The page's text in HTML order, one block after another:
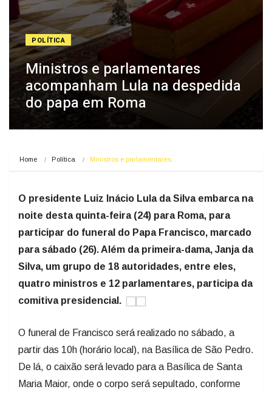
POLÍTICA
Ministros e parlamentares
acompanham Lula na despedida
do papa em Roma
Home Política Ministros e parlamentares…
O presidente Luiz Inácio Lula da Silva embarca na
noite desta quinta-feira (24) para Roma, para
participar do funeral do Papa Francisco, marcado
para sábado (26). Além da primeira-dama, Janja da
Silva, um grupo de 18 autoridades, entre eles,
quatro ministros e 12 parlamentares, participa da
comitiva presidencial.
O funeral de Francisco será realizado no sábado, a
partir das 10h (horário local), na Basílica de São Pedro.
De lá, o caixão será levado para a Basílica de Santa
Maria Maior, onde o corpo será sepultado, conforme